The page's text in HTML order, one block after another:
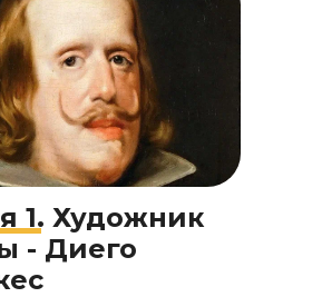
1. Художник
- Диего